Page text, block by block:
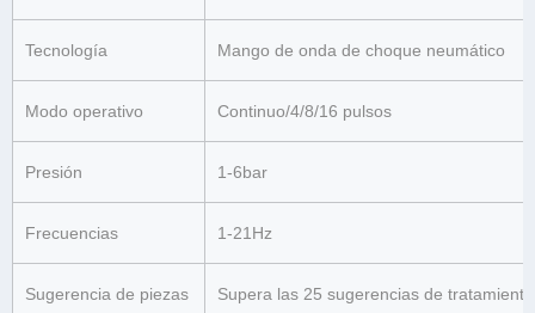
Tecnología Mango de onda de choque neumático
Modo operativo Continuo/4/8/16 pulsos
Presión 1-6bar
Frecuencias 1-21Hz
Sugerencia de piezas
Supera las 25 sugerencias de tratamiento